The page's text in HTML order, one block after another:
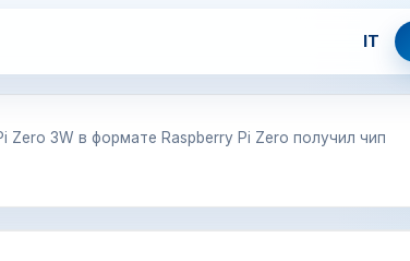
IT
3W в формате Raspberry Pi Zero получил чип